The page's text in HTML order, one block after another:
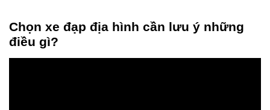
Chọn xe đạp địa hình cần lưu ý những
điều gì?